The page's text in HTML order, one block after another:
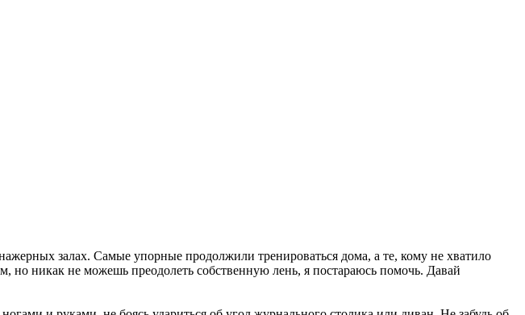
залах. Самые упорные продолжили тренироваться дома, а те, кому не хватило
но никак не можешь преодолеть собственную лень, я постараюсь помочь. Давай